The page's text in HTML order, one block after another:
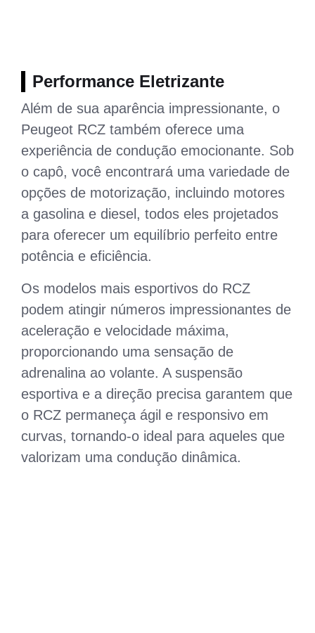
Performance Eletrizante
Além de sua aparência impressionante, o
Peugeot RCZ também oferece uma
experiência de condução emocionante. Sob
o capô, você encontrará uma variedade de
opções de motorização, incluindo motores
a gasolina e diesel, todos eles projetados
para oferecer um equilíbrio perfeito entre
potência e eficiência.
Os modelos mais esportivos do RCZ
podem atingir números impressionantes de
aceleração e velocidade máxima,
proporcionando uma sensação de
adrenalina ao volante. A suspensão
esportiva e a direção precisa garantem que
o RCZ permaneça ágil e responsivo em
curvas, tornando-o ideal para aqueles que
valorizam uma condução dinâmica.